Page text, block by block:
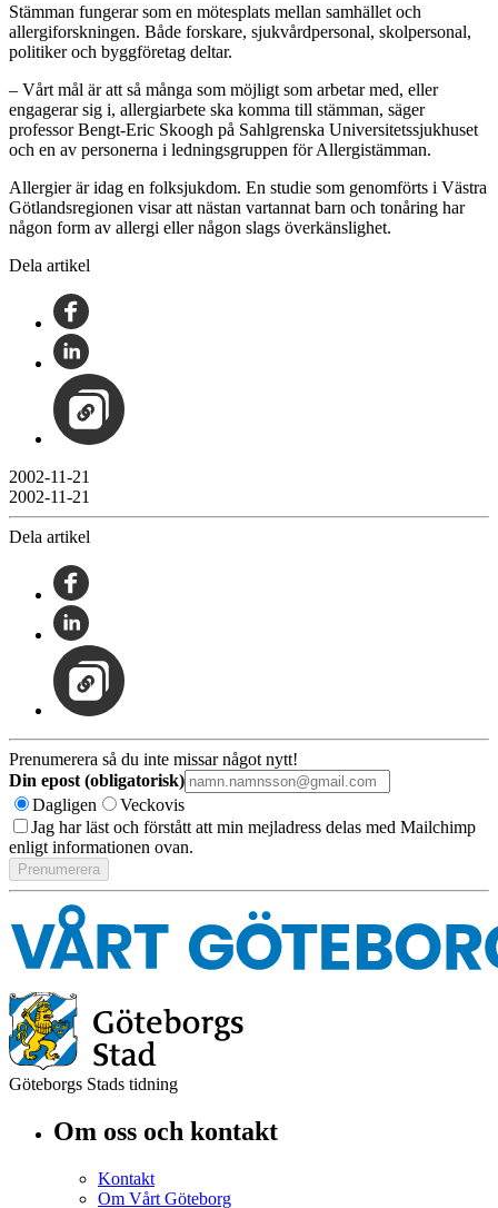
Stämman fungerar som en mötesplats mellan samhället och
allergiforskningen. Både forskare, sjukvårdpersonal, skolpersonal,
politiker och byggföretag deltar.
– Vårt mål är att så många som möjligt som arbetar med, eller
engagerar sig i, allergiarbete ska komma till stämman, säger
professor Bengt-Eric Skoogh på Sahlgrenska Universitetssjukhuset
och en av personerna i ledningsgruppen för Allergistämman.
Allergier är idag en folksjukdom. En studie som genomförts i Västra
Götlandsregionen visar att nästan vartannat barn och tonåring har
någon form av allergi eller någon slags överkänslighet.
Dela artikel
2002-11-21
2002-11-21
Dela artikel
Prenumerera så du inte missar något nytt!
Din epost (obligatorisk)
Dagligen
Veckovis
Jag har läst och förstått att min mejladress delas med Mailchimp
enligt informationen ovan.
Göteborgs Stads tidning
Om oss och kontakt
Kontakt
Om Vårt Göteborg